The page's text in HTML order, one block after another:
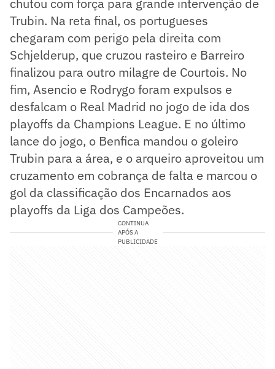
Trubin. Na reta final, os portugueses
chegaram com perigo pela direita com
Schjelderup, que cruzou rasteiro e Barreiro
finalizou para outro milagre de Courtois. No
fim, Asencio e Rodrygo foram expulsos e
desfalcam o Real Madrid no jogo de ida dos
playoffs da Champions League. E no último
lance do jogo, o Benfica mandou o goleiro
Trubin para a área, e o arqueiro aproveitou um
cruzamento em cobrança de falta e marcou o
gol da classificação dos Encarnados aos
playoffs da Liga dos Campeões.
CONTINUA
APÓS A
PUBLICIDADE